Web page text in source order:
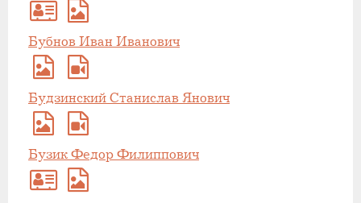
Бубнов Иван Иванович
Будзинский Станислав Янович
Бузик Федор Филиппович